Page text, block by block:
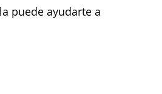
puede ayudarte a